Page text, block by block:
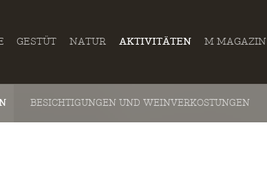
GESTÜT NATUR AKTIVITÄTEN
BESICHTIGUNGEN UND WEINVERKOSTUNGEN
M MAGAZIN